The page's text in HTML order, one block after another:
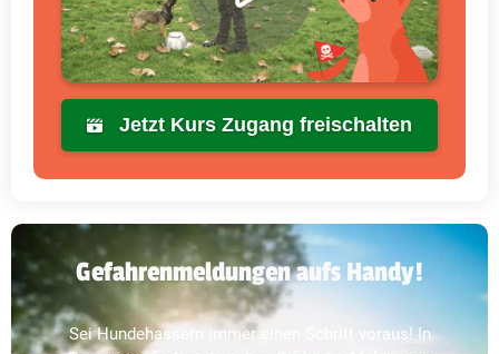
Jetzt Kurs Zugang freischalten
Gefahrenmeldungen aufs Handy!
Sei Hundehassern immer einen Schritt voraus! In